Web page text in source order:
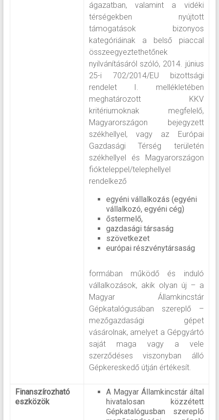
ágazatban, valamint a vidéki
térségekben nyújtott
támogatások bizonyos
kategóriáinak a belső piaccal
összeegyeztethetőnek
nyilvánításáról szóló, 2014. június
25-i 702/2014/EU bizottsági
rendelet I. mellékletében
meghatározott KKV
kritériumoknak megfelelő,
Magyarországon bejegyzett
székhellyel, vagy az Európai
Gazdasági Térség területén
székhellyel és Magyarországon
fiókteleppel/telephellyel
rendelkező
egyéni vállalkozás (egyéni
vállalkozó, egyéni cég)
őstermelő,
gazdasági társaság
szövetkezet
európai részvénytársaság
formában működő és induló
vállalkozások, akik olyan új – a
Magyar Államkincstár
Gépkatalógusában szereplő –
mezőgazdasági gépet
vásárolnak, amelyet a Gépgyártó
saját maga vagy a vele
szerződéses viszonyban álló
Gépkereskedő útján értékesít.
Finanszírozható
eszközök
A Magyar Államkincstár által
hivatalosan közzétett
Gépkatalógusban szereplő